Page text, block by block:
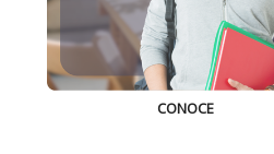
CONOCE